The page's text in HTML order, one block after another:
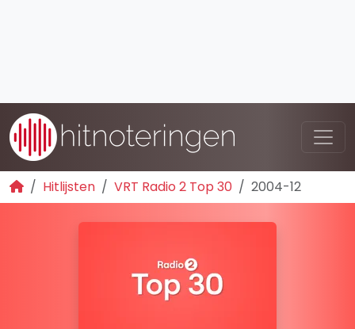
Hitlijsten VRT Radio 2 Top 30 2004-12